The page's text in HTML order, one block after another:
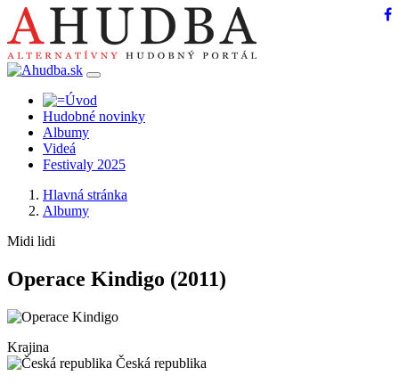
Hudobné novinky
Albumy
Videá
Festivaly 2025
Hlavná stránka
Albumy
Midi lidi
Operace Kindigo (2011)
Krajina
Česká republika